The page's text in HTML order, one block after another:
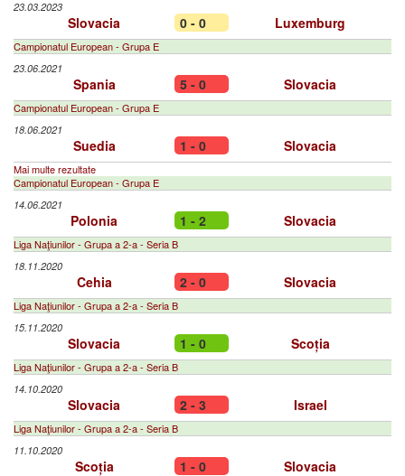
23.03.2023
Slovacia 0 - 0 Luxemburg
Campionatul European - Grupa E
23.06.2021
Spania 5 - 0 Slovacia
Campionatul European - Grupa E
18.06.2021
Suedia 1 - 0 Slovacia
Mai multe rezultate
Campionatul European - Grupa E
14.06.2021
Polonia 1 - 2 Slovacia
Liga Naţiunilor - Grupa a 2-a - Seria B
18.11.2020
Cehia 2 - 0 Slovacia
Liga Naţiunilor - Grupa a 2-a - Seria B
15.11.2020
Slovacia 1 - 0 Scoția
Liga Naţiunilor - Grupa a 2-a - Seria B
14.10.2020
Slovacia 2 - 3 Israel
Liga Naţiunilor - Grupa a 2-a - Seria B
11.10.2020
Scoția 1 - 0 Slovacia